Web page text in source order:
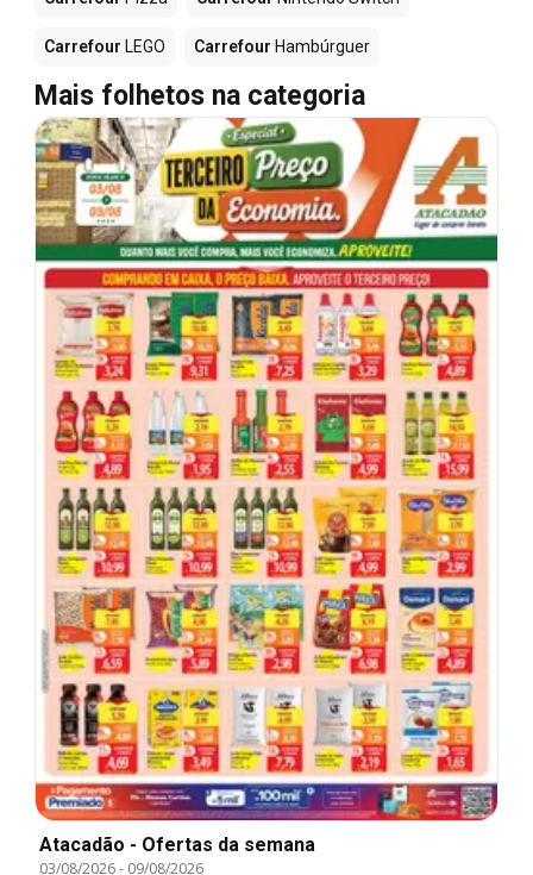
Carrefour LEGO Carrefour Hambúrguer
Mais folhetos na categoria
Atacadão - Ofertas da semana
03/08/2026- 09/08/2026